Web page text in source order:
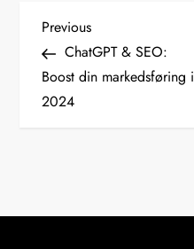
I
n
d
g
Previous
Post
Previous
ChatGPT & SEO:
Boost din markedsføring i
2024